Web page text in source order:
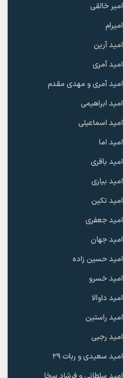
امیر خالقى
امیرام
امید آرین
امید آمری
امید آمری و مهدی مقدم
امید ابراهیمی
امید اسماعیلی
امید اما
امید باقری
امید بیاری
امید تکین
امید جعفری
امید جهان
امید حسین زاده
امید خسرو
امید داوالا
امید راستین
امید رجبی
امید سعیدی و ربات ۲۹